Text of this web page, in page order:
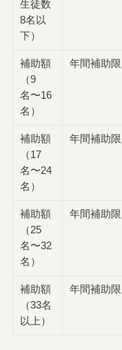
生徒数
8名以
下）
補助額
（9
名〜16
名）
年間補助
補助額
（17
名〜24
名）
年間補助
補助額
（25
名〜32
名）
年間補助
補助額
（33名
以上）
年間補助